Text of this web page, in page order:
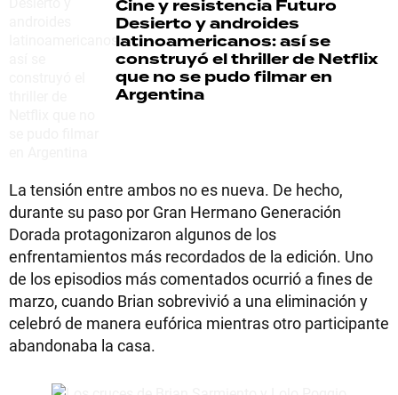
Cine y resistencia Futuro
Desierto y androides
latinoamericanos: así se
construyó el thriller de Netflix
que no se pudo filmar en
Argentina
La tensión entre ambos no es nueva. De hecho,
durante su paso por Gran Hermano Generación
Dorada protagonizaron algunos de los
enfrentamientos más recordados de la edición. Uno
de los episodios más comentados ocurrió a fines de
marzo, cuando Brian sobrevivió a una eliminación y
celebró de manera eufórica mientras otro participante
abandonaba la casa.